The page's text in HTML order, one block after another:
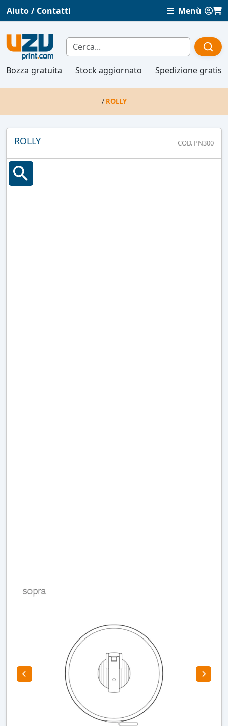
Aiuto / Contatti Menù
Bozza gratuita Stock aggiornato Spedizione gratis
/ ROLLY
ROLLY COD. PN300